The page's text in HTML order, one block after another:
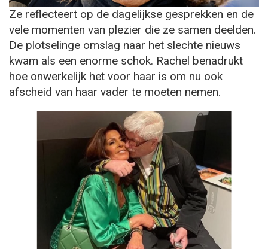
Ze reflecteert op de dagelijkse gesprekken en de
vele momenten van plezier die ze samen deelden.
De plotselinge omslag naar het slechte nieuws
kwam als een enorme schok. Rachel benadrukt
hoe onwerkelijk het voor haar is om nu ook
afscheid van haar vader te moeten nemen.